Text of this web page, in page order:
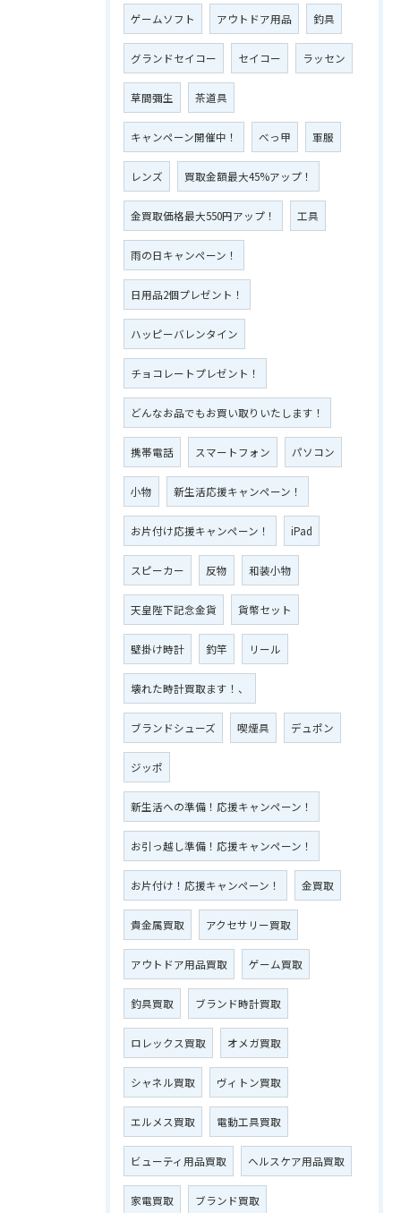
ゲームソフト アウトドア用品 釣具
グランドセイコー セイコー ラッセン
草間彌生 茶道具
キャンペーン開催中！ べっ甲 軍服
レンズ 買取金額最大45%アップ！
金買取価格最大550円アップ！ 工具
雨の日キャンペーン！
日用品2個プレゼント！
ハッピーバレンタイン
チョコレートプレゼント！
どんなお品でもお買い取りいたします！
携帯電話 スマートフォン パソコン
小物 新生活応援キャンペーン！
お片付け応援キャンペーン！ iPad
スピーカー 反物 和装小物
天皇陛下記念金貨 貨幣セット
壁掛け時計 釣竿 リール
壊れた時計買取ます！、
ブランドシューズ 喫煙具 デュポン
ジッポ
新生活への準備！応援キャンペーン！
お引っ越し準備！応援キャンペーン！
お片付け！応援キャンペーン！ 金買取
貴金属買取 アクセサリー買取
アウトドア用品買取 ゲーム買取
釣具買取 ブランド時計買取
ロレックス買取 オメガ買取
シャネル買取 ヴィトン買取
エルメス買取 電動工具買取
ビューティ用品買取 ヘルスケア用品買取
家電買取 ブランド買取